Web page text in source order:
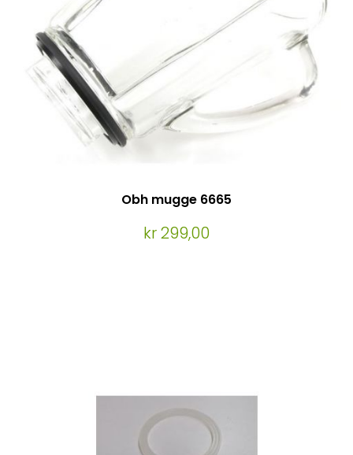
Obh mugge 6665
kr 299,00